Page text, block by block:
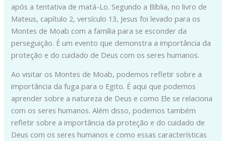
após a tentativa de matá-Lo. Segundo a Bíblia, no livro de
Mateus, capítulo 2, versículo 13, Jesus foi levado para os
Montes de Moab com a família para se esconder da
perseguição. É um evento que demonstra a importância da
proteção e do cuidado de Deus com os seres humanos.
Ao visitar os Montes de Moab, podemos refletir sobre a
importância da fuga para o Egito. É aqui que podemos
aprender sobre a natureza de Deus e como Ele se relaciona
com os seres humanos. Além disso, podemos também
refletir sobre a importância da proteção e do cuidado de
Deus com os seres humanos e como essas características